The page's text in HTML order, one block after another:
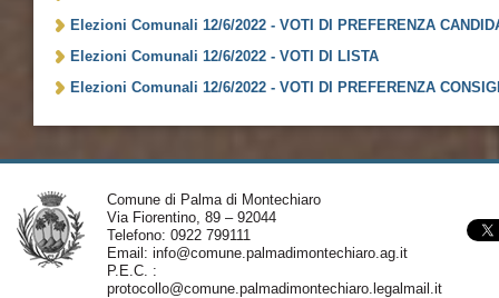
Elezioni Comunali 12/6/2022 - VOTI DI PREFERENZA
Elezioni Comunali 12/6/2022 - VOTI DI LISTA
Elezioni Comunali 12/6/2022 - VOTI DI PREFERENZA
Comune di Palma di Montechiaro
Via Fiorentino, 89 – 92044
Telefono: 0922 799111
Email: info@comune.palmadimontechiaro.ag.it
P.E.C. :
protocollo@comune.palmadimontechiaro.legalmail.it